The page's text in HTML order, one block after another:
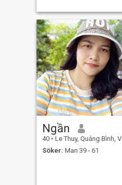
Ngần
40 • Le Thuy, Quảng Bình, Vietnam
Söker: Man 39 - 61